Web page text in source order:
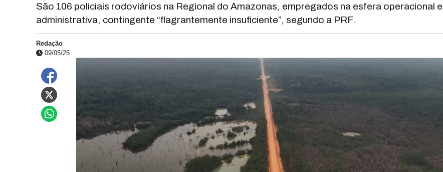
São 106 policiais rodoviários na Regional do Amazonas, empregados na esfera operacional e
administrativa, contingente “flagrantemente insuficiente”, segundo a PRF.
Redação
09/05/25